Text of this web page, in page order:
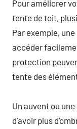
Pour améliorer
tente de toit,
Par exemple,
accéder
protection
tente des
Un auvent ou
d’avoir plus